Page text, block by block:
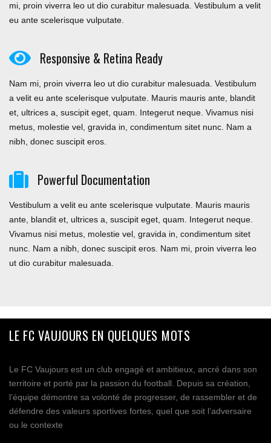
mi, proin viverra leo ut dio curabitur malesuada. Vestibulum a velit
eu ante scelerisque vulputate.
Responsive & Retina Ready
Nam mi, proin viverra leo ut dio curabitur malesuada. Vestibulum
a velit eu ante scelerisque vulputate. Mauris mauris ante, blandit
et, ultrices a, suscipit eget, quam. Integerut neque. Vivamus nisi
metus, molestie vel, gravida in, condimentum sitet nunc. Nam a
nibh, donec suscipit eros.
Powerful Documentation
Vestibulum a velit eu ante scelerisque vulputate. Mauris mauris
ante, blandit et, ultrices a, suscipit eget, quam. Integerut neque.
Vivamus nisi metus, molestie vel, gravida in, condimentum sitet
nunc. Nam a nibh, donec suscipit eros. Nam mi, proin viverra leo
ut dio curabitur malesuada.
LE FC VAUJOURS EN QUELQUES MOTS
Le FC Vaujours est un club engagé et ambitieux, ancré dans son
territoire et porté par la passion du football. Depuis sa création,
l’équipe démontre sa volonté de progresser, de rassembler et de
défendre des valeurs sportives fortes, quel que soit l’adversaire
ou le contexte